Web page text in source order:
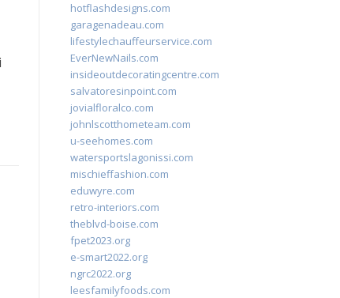
hotflashdesigns.com
garagenadeau.com
lifestylechauffeurservice.com
EverNewNails.com
insideoutdecoratingcentre.com
salvatoresinpoint.com
jovialfloralco.com
johnlscotthometeam.com
u-seehomes.com
watersportslagonissi.com
mischieffashion.com
eduwyre.com
retro-interiors.com
theblvd-boise.com
fpet2023.org
e-smart2022.org
ngrc2022.org
leesfamilyfoods.com